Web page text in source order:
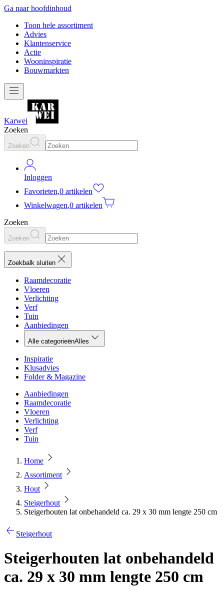
Ga naar hoofdinhoud
Toon hele assortiment
Advies
Klantenservice
Actie
Wooninspiratie
Bouwmarkten
Karwei
Zoeken
Zoeken
Inloggen
Favorieten,0 artikelen
Winkelwagen,0 artikelen
Zoeken
Zoeken
Zoekbalk sluiten
Raamdecoratie
Vloeren
Verlichting
Verf
Tuin
Aanbiedingen
Alle categorieënAlles
Inspiratie
Klusadvies
Folder & Magazine
Aanbiedingen
Raamdecoratie
Vloeren
Verlichting
Verf
Tuin
Home
Assortiment
Hout
Steigerhout
Steigerhouten lat onbehandeld ca. 29 x 30 mm lengte 250 cm
Steigerhout
Steigerhouten lat onbehandeld
ca. 29 x 30 mm lengte 250 cm